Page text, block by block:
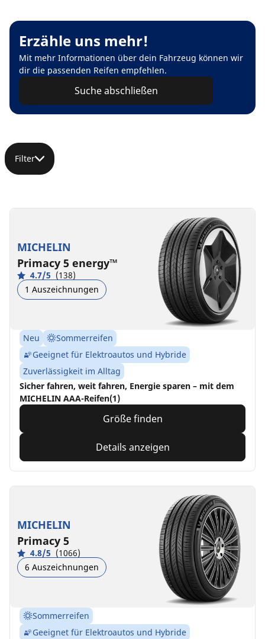
Erzähle uns mehr!
Mit mehr Informationen über dein Fahrzeug können wir
dir die passenden Reifen empfehlen.
Suche abschließen
Filter
MICHELIN
Primacy 5 energy™
4.7/5 (138)
1 Auszeichnungen
Neu
Sommerreifen
Geeignet für Elektroautos und Hybride
Zuverlässigkeit im Alltag
Sicher fahren, weit fahren, Energie sparen – mit dem
MICHELIN AAA-Reifen(1)
Größe finden
Details anzeigen
MICHELIN
Primacy 5
4.8/5 (1066)
6 Auszeichnungen
Sommerreifen
Geeignet für Elektroautos und Hybride